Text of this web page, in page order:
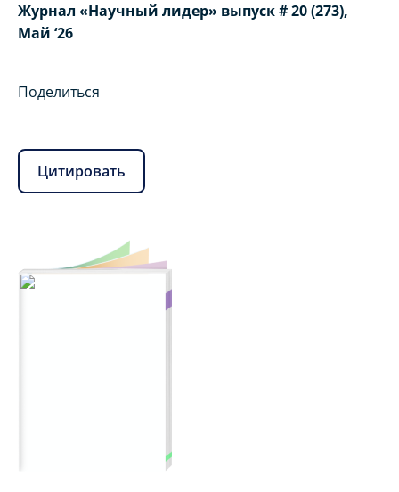
Журнал «Научный лидер» выпуск # 20 (273),
Май ‘26
Поделиться
Цитировать